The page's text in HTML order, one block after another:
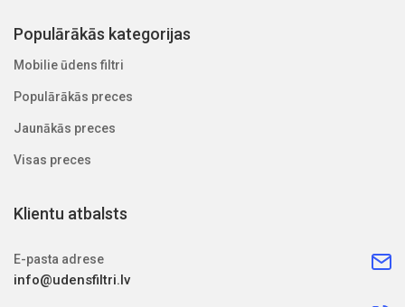
Populārākās kategorijas
Mobilie ūdens filtri
Populārākās preces
Jaunākās preces
Visas preces
Klientu atbalsts
E-pasta adrese
info@udensfiltri.lv